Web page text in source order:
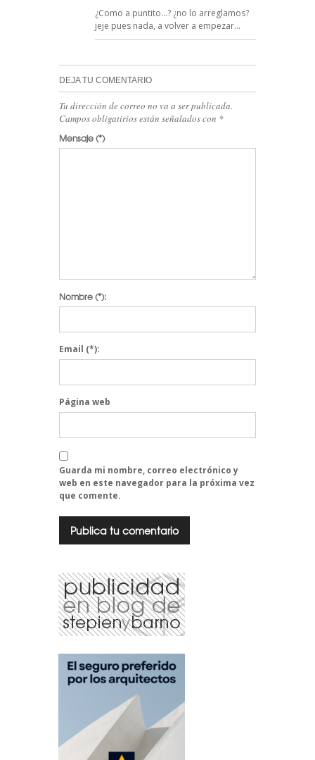
¿Como a puntito…? ¿no lo arreglamos?
jeje pues nada, a volver a empezar…
DEJA TU COMENTARIO
Tu dirección de correo no va a ser publicada.
Campos obligatirios están señalados con *
Mensaje(*)
Nombre(*):
Email (*):
Página web
Guarda mi nombre, correo electrónico y
web en este navegador para la próxima vez
que comente.